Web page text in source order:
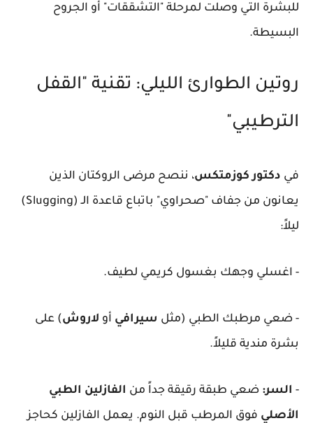
للبشرة التي وصلت لمرحلة "التشققات" أو الجروح
البسيطة.
روتين الطوارئ الليلي: تقنية "القفل
الترطيبي"
في دكتور كوزمتكس، ننصح مرضى الروكتان الذين
يعانون من جفاف "صحراوي" باتباع قاعدة الـ (Slugging)
ليلاً:
- اغسلي وجهك بغسول كريمي لطيف.
- ضعي مرطبك الطبي (مثل سيرافي أو لاروش) على
بشرة مندية قليلاً.
- السر: ضعي طبقة رقيقة جداً من الفازلين الطبي
الأصلي فوق المرطب قبل النوم. يعمل الفازلين كحاجز